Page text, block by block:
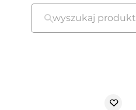
wyszukaj produkt